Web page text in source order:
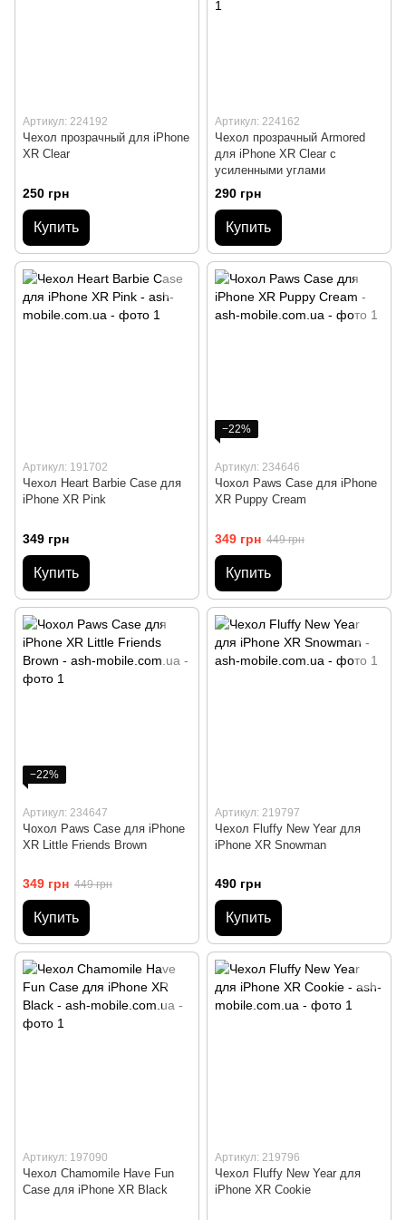
Артикул: 224192
Чехол прозрачный для iPhone
XR Clear
250 грн
Купить
Артикул: 224162
Чехол прозрачный Armored
для iPhone XR Clear с
усиленными углами
290 грн
Купить
Артикул: 191702
Чехол Heart Barbie Case для
iPhone XR Pink
349 грн
Купить
−22%
Артикул: 234646
Чохол Paws Case для iPhone
XR Puppy Cream
349 грн 449 грн
Купить
−22%
Артикул: 234647
Чохол Paws Case для iPhone
XR Little Friends Brown
349 грн 449 грн
Купить
Артикул: 219797
Чехол Fluffy New Year для
iPhone XR Snowman
490 грн
Купить
Артикул: 197090
Чехол Сhamomile Have Fun
Case для iPhone XR Black
Артикул: 219796
Чехол Fluffy New Year для
iPhone XR Cookie